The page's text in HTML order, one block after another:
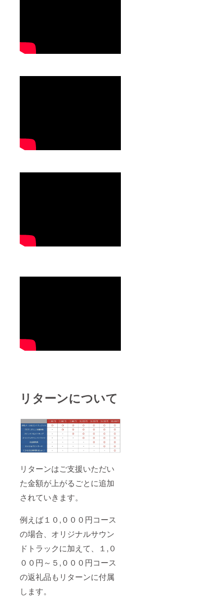
リターンについて
リターンはご支援いただい
た金額が上がるごとに追加
されていきます。
例えば１０,０００円コース
の場合、オリジナルサウン
ドトラックに加えて、１,０
００円～５,０００円コース
の返礼品もリターンに付属
します。